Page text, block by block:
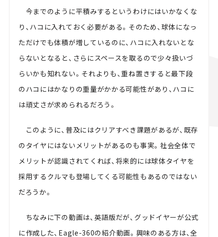
今までのように平積みするというわけにはいかなくな
り、ハコに入れておく必要がある。そのため、球体になっ
ただけでも体積が増しているのに、ハコに入れないとな
らないとなると、さらにスペースを取るので少々扱いづ
らいかも知れない。それよりも、重ね置きすると最下段
のハコにはかなりの重量がかかる可能性があり、ハコに
は頑丈さが求められるだろう。
このように、普及にはクリアすべき課題があるが、既存
のタイヤにはないメリットがあるのも事実。社会全体で
メリットが認識されてくれば、将来的には球体タイヤを
採用するクルマも登場してくる可能性もあるのではない
だろうか。
ちなみに下の動画は、英語版だが、グッドイヤーが公式
に作成した、Eagle-360の紹介動画。興味のある方は、全